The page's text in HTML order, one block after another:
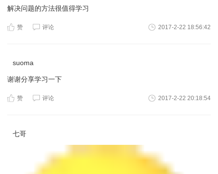
解决问题的方法很值得学习
赞 评论 2017-2-22 18:56:42
suoma
谢谢分享学习一下
赞 评论 2017-2-22 20:18:54
七哥